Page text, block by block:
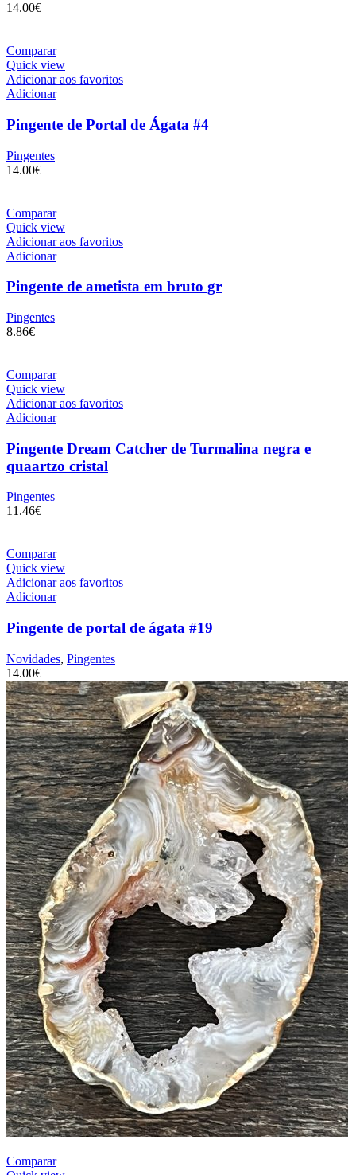
14.00€
Comparar
Quick view
Adicionar aos favoritos
Adicionar
Pingente de Portal de Ágata #4
Pingentes
14.00€
Comparar
Quick view
Adicionar aos favoritos
Adicionar
Pingente de ametista em bruto gr
Pingentes
8.86€
Comparar
Quick view
Adicionar aos favoritos
Adicionar
Pingente Dream Catcher de Turmalina negra e
quaartzo cristal
Pingentes
11.46€
Comparar
Quick view
Adicionar aos favoritos
Adicionar
Pingente de portal de ágata #19
Novidades, Pingentes
14.00€
Comparar